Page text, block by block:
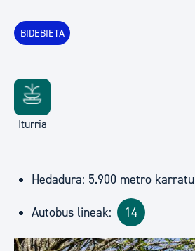
BIDEBIETA
Iturria
Hedadura: 5.900 metro karratu
Autobus lineak: 14